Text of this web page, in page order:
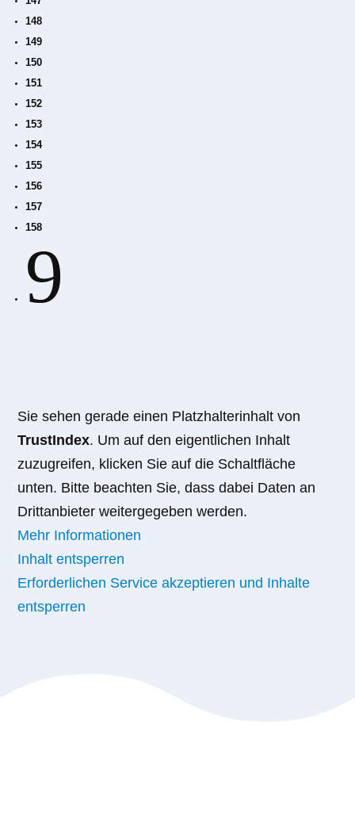
148
149
150
151
152
153
154
155
156
157
158
9
Sie sehen gerade einen Platzhalterinhalt von
TrustIndex. Um auf den eigentlichen Inhalt
zuzugreifen, klicken Sie auf die Schaltfläche
unten. Bitte beachten Sie, dass dabei Daten an
Drittanbieter weitergegeben werden.
Mehr Informationen
Inhalt entsperren
Erforderlichen Service akzeptieren und Inhalte
entsperren